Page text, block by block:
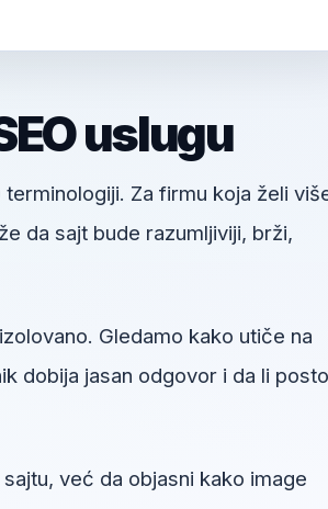
uslugu
Za firmu koja želi
da sajt bude razumljiviji, brži,
Gledamo kako utiče na
dobija jasan odgovor i da li
već da objasni kako image